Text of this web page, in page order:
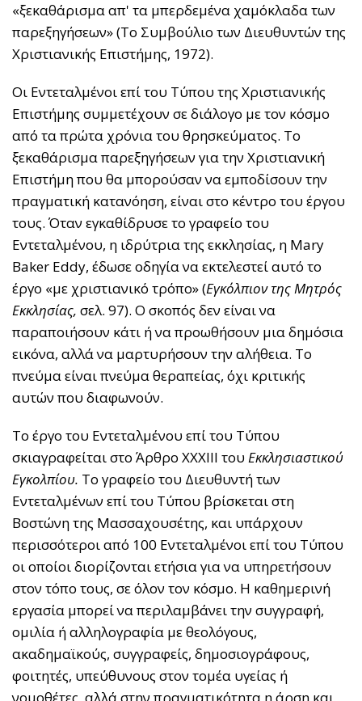
«ξεκαθάρισμα απ' τα μπερδεμένα χαμόκλαδα των
παρεξηγήσεων» (Το Συμβούλιο των Διευθυντών της
Χριστιανικής Επιστήμης, 1972).
Οι Εντεταλμένοι επί του Τύπου της Χριστιανικής
Επιστήμης συμμετέχουν σε διάλογο με τον κόσμο
από τα πρώτα χρόνια του θρησκεύματος. Το
ξεκαθάρισμα παρεξηγήσεων για την Χριστιανική
Επιστήμη που θα μπορούσαν να εμποδίσουν την
πραγματική κατανόηση, είναι στο κέντρο του έργου
τους. Όταν εγκαθίδρυσε το γραφείο του
Εντεταλμένου, η ιδρύτρια της εκκλησίας, η Mary
Baker Eddy, έδωσε οδηγία να εκτελεστεί αυτό το
έργο «με χριστιανικό τρόπο» (Εγκόλπιον της Μητρός
Εκκλησίας, σελ. 97). Ο σκοπός δεν είναι να
παραποιήσουν κάτι ή να προωθήσουν μια δημόσια
εικόνα, αλλά να μαρτυρήσουν την αλήθεια. Το
πνεύμα είναι πνεύμα θεραπείας, όχι κριτικής
αυτών που διαφωνούν.
Το έργο του Εντεταλμένου επί του Τύπου
σκιαγραφείται στο Άρθρο XXXIII του Εκκλησιαστικού
Εγκολπίου. Το γραφείο του Διευθυντή των
Εντεταλμένων επί του Τύπου βρίσκεται στη
Βοστώνη της Μασσαχουσέτης, και υπάρχουν
περισσότεροι από 100 Εντεταλμένοι επί του Τύπου
οι οποίοι διορίζονται ετήσια για να υπηρετήσουν
στον τόπο τους, σε όλον τον κόσμο. Η καθημερινή
εργασία μπορεί να περιλαμβάνει την συγγραφή,
ομιλία ή αλληλογραφία με θεολόγους,
ακαδημαϊκούς, συγγραφείς, δημοσιογράφους,
φοιτητές, υπεύθυνους στον τομέα υγείας ή